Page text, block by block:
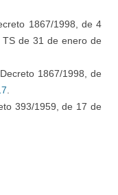
1867/1998, de 4
de 31 de enero de
1867/1998, de
.
393/1959, de 17 de